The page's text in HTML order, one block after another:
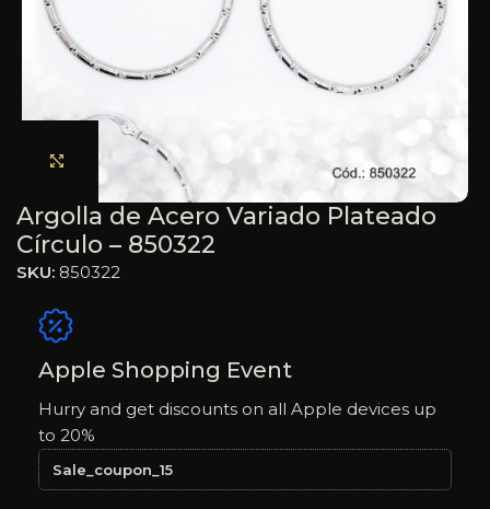
Haga clic para ampliar
Argolla de Acero Variado Plateado
Círculo – 850322
SKU: 850322
Apple Shopping Event
Hurry and get discounts on all Apple devices up
to 20%
Sale_coupon_15